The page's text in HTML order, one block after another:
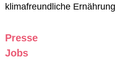
klimafreundliche Ernährung
Presse
Jobs